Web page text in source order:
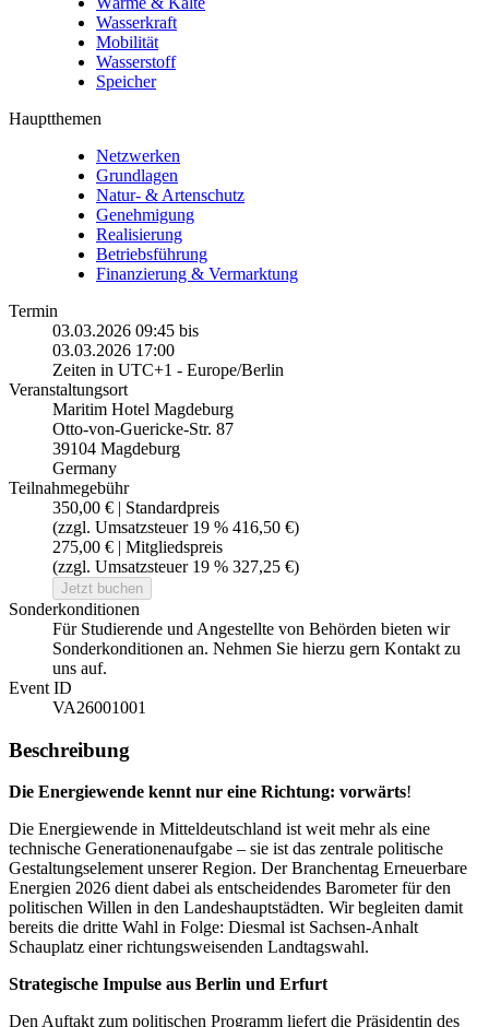
Wasserkraft
Mobilität
Wasserstoff
Speicher
Hauptthemen
Netzwerken
Grundlagen
Natur- & Artenschutz
Genehmigung
Realisierung
Betriebsführung
Finanzierung & Vermarktung
Termin
03.03.2026 09:45 bis
03.03.2026 17:00
Zeiten in UTC+1 - Europe/Berlin
Veranstaltungsort
Maritim Hotel Magdeburg
Otto-von-Guericke-Str. 87
39104 Magdeburg
Germany
Teilnahmegebühr
350,00 € | Standardpreis
(zzgl. Umsatzsteuer 19 % 416,50 €)
275,00 € | Mitgliedspreis
(zzgl. Umsatzsteuer 19 % 327,25 €)
Jetzt buchen
Sonderkonditionen
Für Studierende und Angestellte von Behörden bieten wir
Sonderkonditionen an. Nehmen Sie hierzu gern Kontakt zu
uns auf.
Event ID
VA26001001
Beschreibung
Die Energiewende kennt nur eine Richtung: vorwärts!
Die Energiewende in Mitteldeutschland ist weit mehr als eine
technische Generationenaufgabe – sie ist das zentrale politische
Gestaltungselement unserer Region. Der Branchentag Erneuerbare
Energien 2026 dient dabei als entscheidendes Barometer für den
politischen Willen in den Landeshauptstädten. Wir begleiten damit
bereits die dritte Wahl in Folge: Diesmal ist Sachsen-Anhalt
Schauplatz einer richtungsweisenden Landtagswahl.
Strategische Impulse aus Berlin und Erfurt
Den Auftakt zum politischen Programm liefert die Präsidentin des